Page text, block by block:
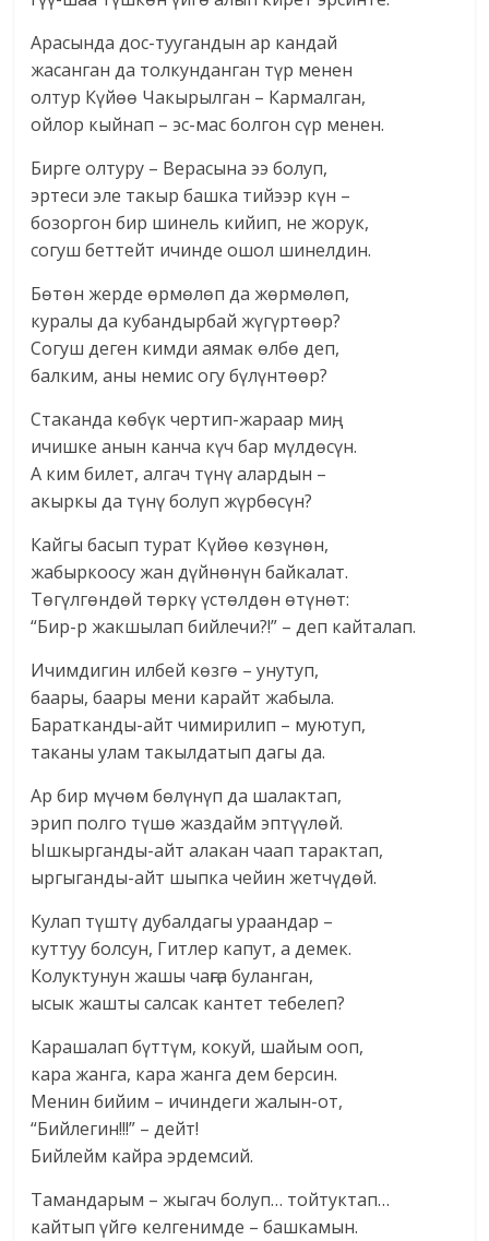
Арасында дос-туугандын ар кандай
жасанган да толкунданган түр менен
олтур Күйөө Чакырылган – Кармалган,
ойлор кыйнап – эс-мас болгон сүр менен.
Бирге олтуру – Верасына ээ болуп,
эртеси эле такыр башка тийээр күн –
бозоргон бир шинель кийип, не жорук,
согуш беттейт ичинде ошол шинелдин.
Бөтөн жерде өрмөлөп да жөрмөлөп,
куралы да кубандырбай жүгүртөөр?
Согуш деген кимди аямак өлбө деп,
балким, аны немис огу бүлүнтөөр?
Стаканда көбүк чертип-жараар миң,
ичишке анын канча күч бар мүлдөсүн.
А ким билет, алгач түнү алардын –
акыркы да түнү болуп жүрбөсүн?
Кайгы басып турат Күйөө көзүнөн,
жабыркоосу жан дүйнөнүн байкалат.
Төгүлгөндөй төркү үстөлдөн өтүнөт:
“Бир-р жакшылап бийлечи?!” – деп кайталап.
Ичимдигин илбей көзгө – унутуп,
баары, баары мени карайт жабыла.
Баратканды-айт чимирилип – муютуп,
таканы улам такылдатып дагы да.
Ар бир мүчөм бөлүнүп да шалактап,
эрип полго түшө жаздайм эптүүлөй.
Ышкырганды-айт алакан чаап тарактап,
ыргыганды-айт шыпка чейин жетчүдөй.
Кулап түштү дубалдагы ураандар –
куттуу болсун, Гитлер капут, а демек.
Колуктунун жашы чаңга буланган,
ысык жашты салсак кантет тебелеп?
Карашалап бүттүм, кокуй, шайым ооп,
кара жанга, кара жанга дем берсин.
Менин бийим – ичиндеги жалын-от,
“Бийлегин!!!” – дейт!
Бийлейм кайра эрдемсий.
Тамандарым – жыгач болуп… тойтуктап…
кайтып үйгө келгенимде – башкамын.